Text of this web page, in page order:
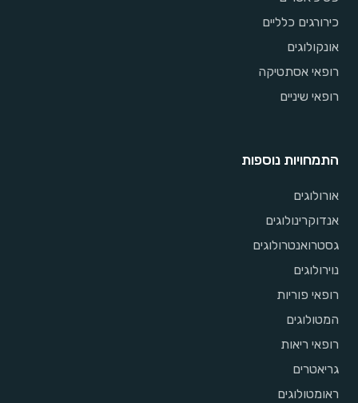
כירורגים כלליים
אונקולוגים
רופאי אסתטיקה
רופאי שיניים
התמחויות נוספות
אורולוגים
אנדוקרינולוגים
גסטרואנטרולוגים
נוירולוגים
רופאי פוריות
המטולוגים
רופאי ריאות
גריאטרים
ראומטולוגים